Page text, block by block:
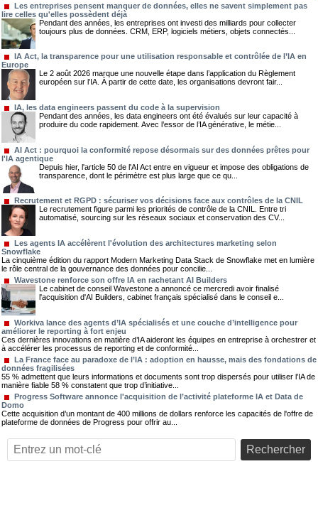
Les entreprises pensent manquer de données, elles ne savent simplement pas
lire celles qu'elles possèdent déjà
Pendant des années, les entreprises ont investi des milliards pour collecter
toujours plus de données. CRM, ERP, logiciels métiers, objets connectés...
IA Act, la transparence pour une utilisation responsable et contrôlée de l’IA en
Europe
Le 2 août 2026 marque une nouvelle étape dans l’application du Règlement
européen sur l’IA. À partir de cette date, les organisations devront fair...
IA, les data engineers passent du code à la supervision
Pendant des années, les data engineers ont été évalués sur leur capacité à
produire du code rapidement. Avec l’essor de l’IA générative, le métie...
AI Act : pourquoi la conformité repose désormais sur des données prêtes pour
l'IA agentique
Depuis hier, l'article 50 de l'AI Act entre en vigueur et impose des obligations de
transparence, dont le périmètre est plus large que ce qu...
Recrutement et RGPD : sécuriser vos décisions face aux contrôles de la CNIL
Le recrutement figure parmi les priorités de contrôle de la CNIL. Entre tri
automatisé, sourcing sur les réseaux sociaux et conservation des CV...
Les agents IA accélèrent l'évolution des architectures marketing selon
Snowflake
La cinquième édition du rapport Modern Marketing Data Stack de Snowflake met en lumière
le rôle central de la gouvernance des données pour concilie...
Wavestone renforce son offre IA en rachetant AI Builders
Le cabinet de conseil Wavestone a annoncé ce mercredi avoir finalisé
l'acquisition d'AI Builders, cabinet français spécialisé dans le conseil e...
Workiva lance des agents d’IA spécialisés et une couche d’intelligence pour
améliorer le reporting à fort enjeu
Ces dernières innovations en matière d’IA aideront les équipes en entreprise à orchestrer et
à accélérer les processus de reporting et de conformité...
La France face au paradoxe de l’IA : adoption en hausse, mais des fondations de
données fragilisées
55 % admettent que leurs informations et documents sont trop dispersés pour utiliser l’IA de
manière fiable 58 % constatent que trop d’initiative...
Progress Software annonce l'acquisition de l’activité plateforme IA et Data de
Domo
Cette acquisition d’un montant de 400 millions de dollars renforce les capacités de l'offre de
plateforme de données de Progress pour offrir au...
Rechercher